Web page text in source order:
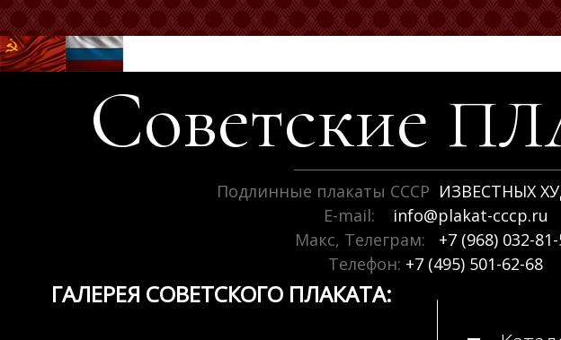
Советские
Подлинные плакаты СССР ИЗВЕСТНЫХ
E-mail:
info@plakat-cccp.ru
Макс, Телеграм:
+7 (968) 032-
Телефон: +7 (495) 501-62-68
ГАЛЕРЕЯ СОВЕТСКОГО ПЛАКАТА: